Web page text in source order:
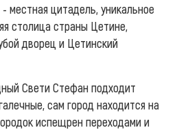
местная цитадель, уникальное
столица страны Цетине,
дворец и Цетинский
Свети Стефан подходит
сам город находится на
испещрен переходами и